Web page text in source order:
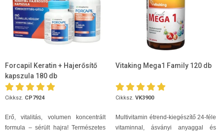
Forcapil Keratin + Hajerősítő
kapszula 180 db
Cikksz. CP7924
Erő, vitalitás, volumen koncentrált
formula – sérült hajra! Természetes
Vitaking Mega1 Family 120 db
Cikksz. VK3900
Multivitamin étrend-kiegészítő 24-féle
vitaminnal, ásványi anyaggal és